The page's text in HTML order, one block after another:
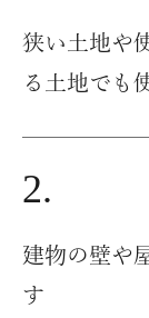
狭い土地や
る土地でも
2.
建物の壁や
す